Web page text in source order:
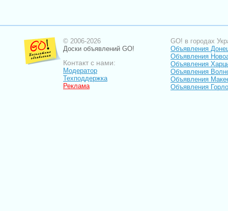
© 2006-2026
Доски объявлений GO!
Контакт с нами:
Модератор
Техподдержка
Реклама
GO! в городах
Объявления
Объявления
Объявления
Объявления
Объявления
Объявления